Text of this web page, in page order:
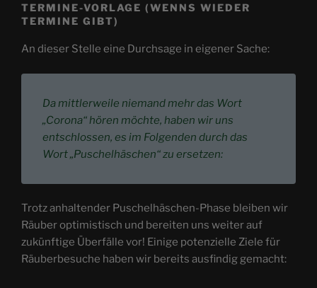
TERMINE-VORLAGE (WENNS WIEDER
TERMINE GIBT)
An dieser Stelle eine Durchsage in eigener Sache:
Da mittlerweile niemand mehr das Wort
„Corona“ hören möchte, haben wir uns
entschlossen, es im Folgenden durch das
Wort „Puschelhäschen“ zu ersetzen:
Trotz anhaltender Puschelhäschen-Phase bleiben wir
Räuber optimistisch und bereiten uns weiter auf
zukünftige Überfälle vor! Einige potenzielle Ziele für
Räuberbesuche haben wir bereits ausfindig gemacht: